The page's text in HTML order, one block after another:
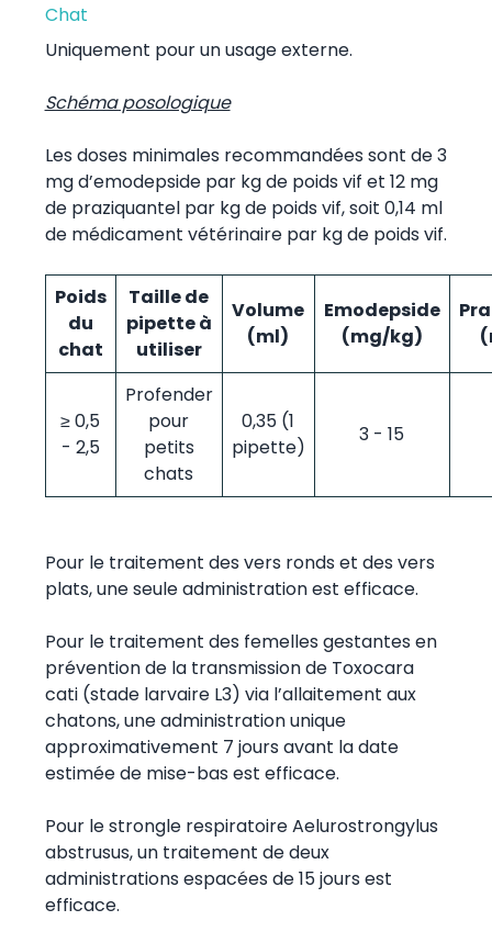
Chat
Uniquement pour un usage externe.
Schéma posologique
Les doses minimales recommandées sont de 3
mg d’emodepside par kg de poids vif et 12 mg
de praziquantel par kg de poids vif, soit 0,14 ml
de médicament vétérinaire par kg de poids vif.
Poids
du
chat
Taille de
pipette à
utiliser
Volume
(ml)
Emodepside
(mg/kg)
≥ 0,5
- 2,5
Profender
pour
petits
chats
0,35 (1
pipette)
3 - 15
Pour le traitement des vers ronds et des vers
plats, une seule administration est efficace.
Pour le traitement des femelles gestantes en
prévention de la transmission de Toxocara
cati (stade larvaire L3) via l’allaitement aux
chatons, une administration unique
approximativement 7 jours avant la date
estimée de mise-bas est efficace.
Pour le strongle respiratoire Aelurostrongylus
abstrusus, un traitement de deux
administrations espacées de 15 jours est
efficace.